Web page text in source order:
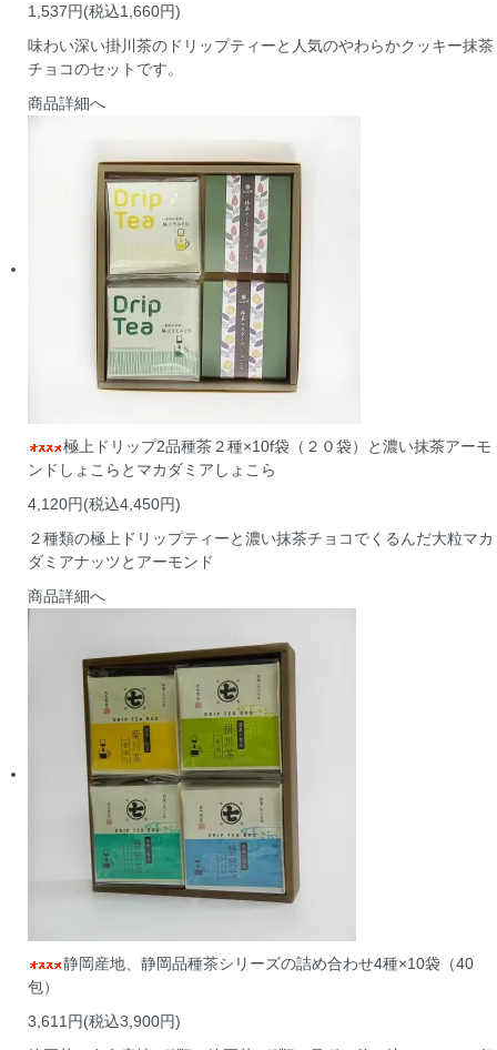
1,537円(税込1,660円)
味わい深い掛川茶のドリップティーと人気のやわらかクッキー抹茶
チョコのセットです。
商品詳細へ
極上ドリップ2品種茶２種×10f袋（２０袋）と濃い抹茶アーモ
ンドしょこらとマカダミアしょこら
4,120円(税込4,450円)
２種類の極上ドリップティーと濃い抹茶チョコでくるんだ大粒マカ
ダミアナッツとアーモンド
商品詳細へ
静岡産地、静岡品種茶シリーズの詰め合わせ4種×10袋（40
包）
3,611円(税込3,900円)